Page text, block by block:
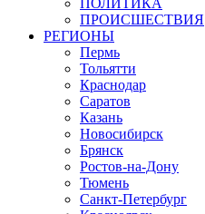
ПОЛИТИКА
ПРОИСШЕСТВИЯ
РЕГИОНЫ
Пермь
Тольятти
Краснодар
Саратов
Казань
Новосибирск
Брянск
Ростов-на-Дону
Тюмень
Санкт-Петербург